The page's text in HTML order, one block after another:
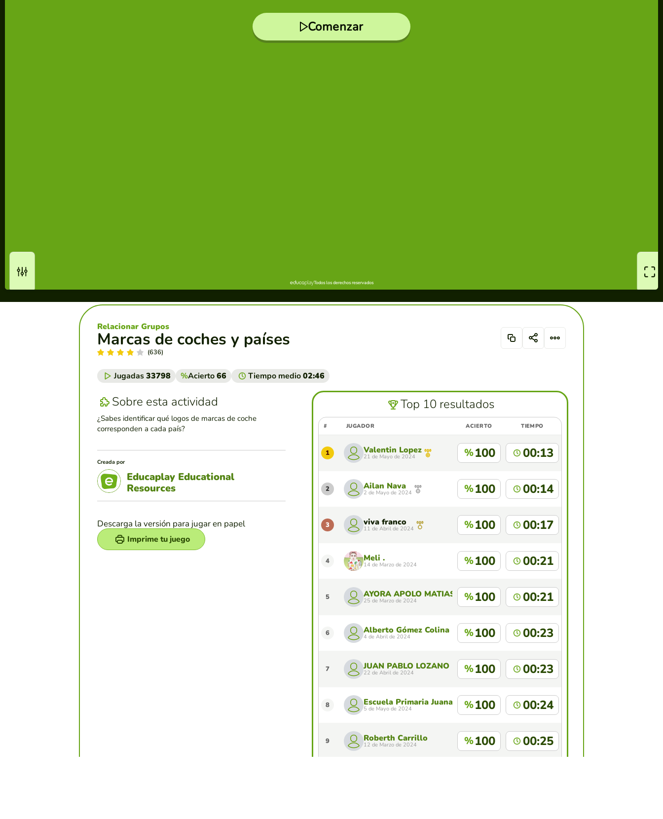
Marcas de coches y países
Relacionar Grupos
(636)
Jugadas33798 %Acierto66 Tiempo medio02:46
Sobre esta actividad
¿Sabes identificar qué logos de marcas de coche
corresponden a cada país?
Creada por
Educaplay Educational
Resources
Descarga la versión para jugar en papel
Imprime tu juego
Top 10 resultados
# JUGADOR ACIERTO TIEMPO
1 Valentin Lopez
21 de Mayo de 2024 %100 00:13
2 Ailan Nava
2 de Mayo de 2024 %100 00:14
3 viva franco
11 de Abril de 2024 %100 00:17
4 Meli .
14 de Marzo de 2024 %100 00:21
5 AYORA APOLO MATIAS SEBASTIAN 10014
25 de Marzo de 2024 %100 00:21
6 Alberto Gómez Colina
4 de Abril de 2024 %100 00:23
7 JUAN PABLO LOZANO
22 de Abril de 2024 %100 00:23
8 Escuela Primaria Juana Saltitopa
5 de Mayo de 2024 %100 00:24
9 Roberth Carrillo
12 de Marzo de 2024 %100 00:25